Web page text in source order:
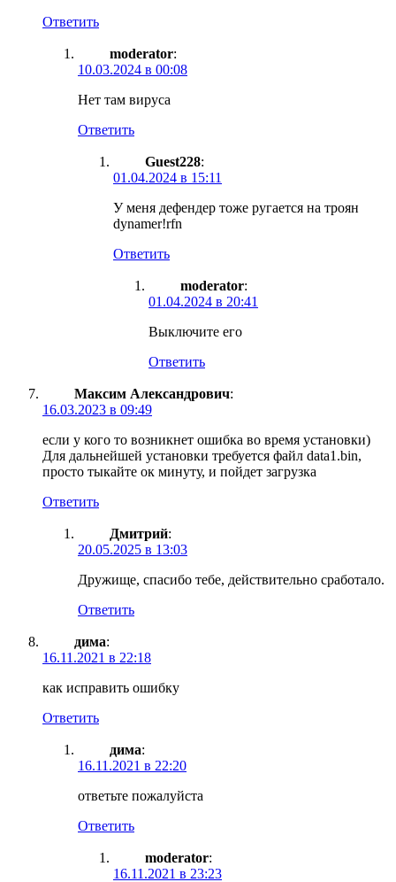
Ответить
moderator:
10.03.2024 в 00:08
Нет там вируса
Ответить
Guest228:
01.04.2024 в 15:11
У меня дефендер тоже ругается на троян
dynamer!rfn
Ответить
moderator:
01.04.2024 в 20:41
Выключите его
Ответить
Максим Александрович:
16.03.2023 в 09:49
если у кого то возникнет ошибка во время установки)
Для дальнейшей установки требуется файл data1.bin,
просто тыкайте ок минуту, и пойдет загрузка
Ответить
Дмитрий:
20.05.2025 в 13:03
Дружище, спасибо тебе, действительно сработало.
Ответить
дима:
16.11.2021 в 22:18
как исправить ошибку
Ответить
дима:
16.11.2021 в 22:20
ответьте пожалуйста
Ответить
moderator:
16.11.2021 в 23:23